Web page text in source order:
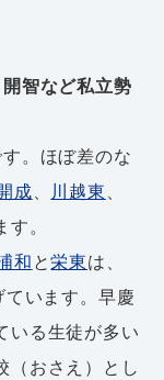
智など私立勢
。ほぼ差のな
成、 川越東、
。
和と栄東は、
います。早慶
いる生徒が多い
（おさえ）とし